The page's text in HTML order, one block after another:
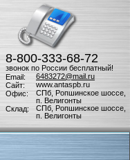
8-800-333-68-72
звонок по России бесплатный!
Email:
6483272@mail.ru
Сайт:
www.antaspb.ru
Офис:
СПб, Ропшинское шоссе,
п. Велигонты
Склад:
СПб, Ропшинское шоссе,
п. Велигонты